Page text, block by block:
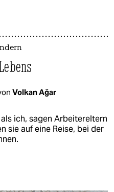
Volkan Ağar
ich, sagen Arbeitereltern
sie auf eine Reise, bei der